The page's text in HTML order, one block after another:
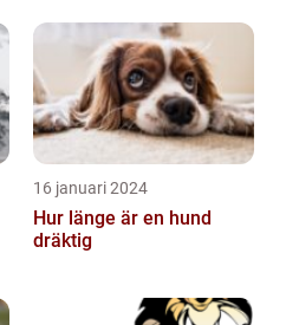
16 januari 2024
Hur länge är en hund
dräktig